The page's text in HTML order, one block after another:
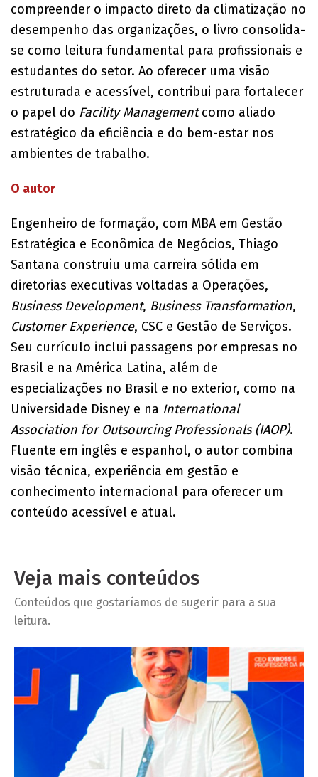
compreender o impacto direto da climatização no
desempenho das organizações, o livro consolida-
se como leitura fundamental para profissionais e
estudantes do setor. Ao oferecer uma visão
estruturada e acessível, contribui para fortalecer
o papel do Facility Managementcomo aliado
estratégico da eficiência e do bem-estar nos
ambientes de trabalho.
O autor
Engenheiro de formação, com MBA em Gestão
Estratégica e Econômica de Negócios, Thiago
Santana construiu uma carreira sólida em
diretorias executivas voltadas a Operações,
Business Development, Business Transformation,
Customer Experience, CSC e Gestão de Serviços.
Seu currículo inclui passagens por empresas no
Brasil e na América Latina, além de
especializações no Brasil e no exterior, como na
Universidade Disney e na International
Association for Outsourcing Professionals (IAOP).
Fluente em inglês e espanhol, o autor combina
visão técnica, experiência em gestão e
conhecimento internacional para oferecer um
conteúdo acessível e atual.
Veja mais conteúdos
Conteúdos que gostaríamos de sugerir para a sua
leitura.